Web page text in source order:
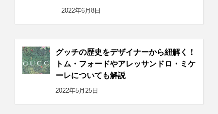
2022年6月8日
グッチの歴史をデザイナーから紐解く！
トム・フォードやアレッサンドロ・ミケ
ーレについても解説
2022年5月25日